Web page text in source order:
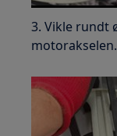
3. Vikle rundt
motorakselen.